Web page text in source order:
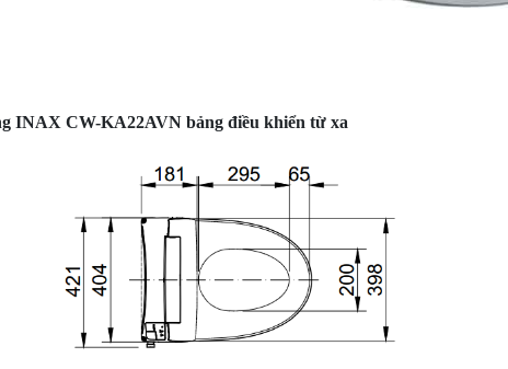
INAX CW-KA22AVN bảng điều khiển từ xa